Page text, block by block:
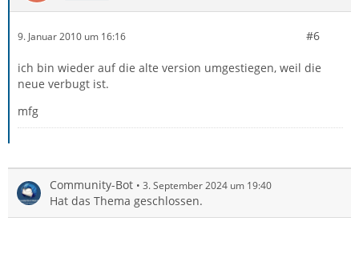
9. Januar 2010 um 16:16 #6
ich bin wieder auf die alte version umgestiegen, weil die
neue verbugt ist.
mfg
Community-Bot 3. September 2024 um 19:40
Hat das Thema geschlossen.